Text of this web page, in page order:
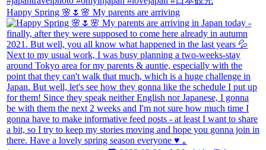
Happy Spring 🌸🌷🌸 My parents are arriving